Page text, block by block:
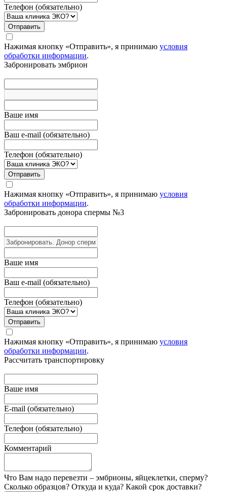
Телефон (обязательно)
Отправить
Нажимая кнопку «Отправить», я принимаю условия
обработки информации.
Забронировать эмбрион
Вашe имя
Ваш e-mail (обязательно)
Телефон (обязательно)
Отправить
Нажимая кнопку «Отправить», я принимаю условия
обработки информации.
Забронировать донора спермы №3
Вашe имя
Ваш e-mail (обязательно)
Телефон (обязательно)
Отправить
Нажимая кнопку «Отправить», я принимаю условия
обработки информации.
Рассчитать транспортировку
Ваше имя
E-mail (обязательно)
Телефон (обязательно)
Комментарий
Что Вам надо перевезти – эмбрионы, яйцеклетки, сперму?
Сколько образцов? Откуда и куда? Какой срок доставки?